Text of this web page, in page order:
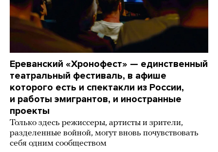
Ереванский «Хронофест» — единственный
театральный фестиваль, в афише
которого есть и спектакли из России,
и работы эмигрантов, и иностранные
проекты
Только здесь режиссеры, артисты и зрители,
разделенные войной, могут вновь почувствовать
себя одним сообществом